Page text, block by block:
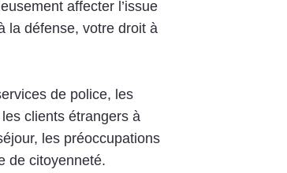
affecter l’issue
la défense, votre droit à
de police, les
clients étrangers à
les préoccupations
de citoyenneté.